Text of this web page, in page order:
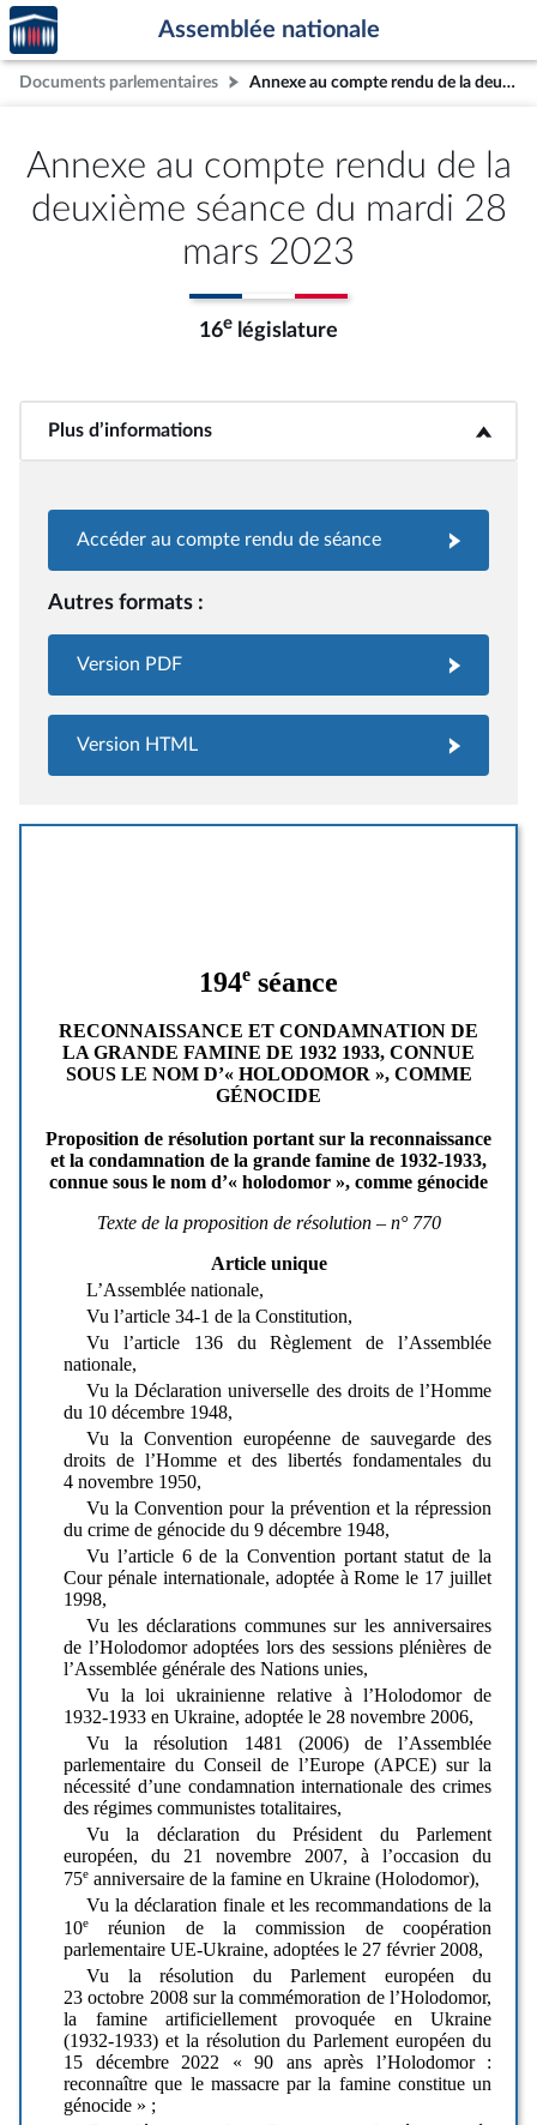
Aller au contenu
Aller en bas de la page
Accèder
à la
page
d'accueil
Assemblée nationale
Documents parlementaires Annexe au compte rendu de la deuxième séance du mardi 28 mars 2023
Annexe au compte rendu de la
deuxième séance du mardi 28
mars 2023
16e législature
Plus d’informations<b>Plus d’informations</b>
Accéder au compte rendu de séance
Autres formats :
Version PDF
Version HTML